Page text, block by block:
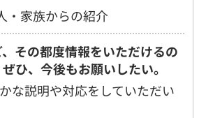
・家族からの紹介
その都度情報をいただけるの
ひ、今後もお願いしたい。
な説明や対応をしていただい